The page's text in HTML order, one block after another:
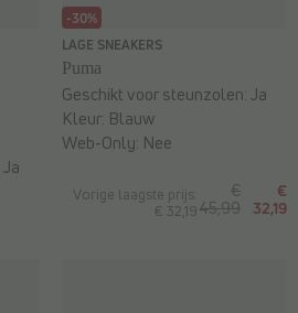
Ja
-30%
LAGE SNEAKERS
Puma
Vorige laagste prijs:
€ 32,19
€
45,99
€
32,19
Geschikt voor steunzolen:Ja
Kleur: Blauw
Web-Only: Nee